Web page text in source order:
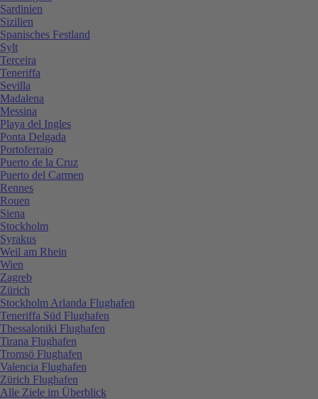
Sardinien
Sizilien
Spanisches Festland
Sylt
Terceira
Teneriffa
Sevilla
Madalena
Messina
Playa del Ingles
Ponta Delgada
Portoferraio
Puerto de la Cruz
Puerto del Carmen
Rennes
Rouen
Siena
Stockholm
Syrakus
Weil am Rhein
Wien
Zagreb
Zürich
Stockholm Arlanda Flughafen
Teneriffa Süd Flughafen
Thessaloniki Flughafen
Tirana Flughafen
Tromsö Flughafen
Valencia Flughafen
Zürich Flughafen
Alle Ziele im Überblick